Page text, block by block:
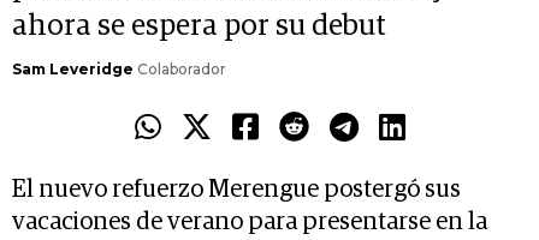
ahora se espera por su debut
Sam Leveridge Colaborador
El nuevo refuerzo Merengue postergó sus
vacaciones de verano para presentarse en la